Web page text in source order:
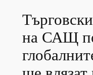
на САЩ